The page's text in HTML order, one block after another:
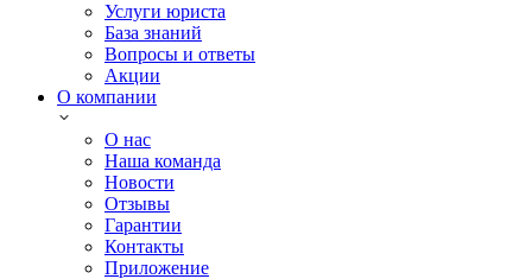
Услуги юриста
База знаний
Вопросы и ответы
Акции
О компании
О нас
Наша команда
Новости
Отзывы
Гарантии
Контакты
Приложение